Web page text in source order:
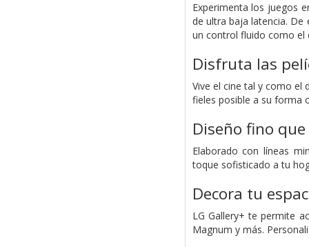
Experimenta los juegos
de ultra baja latencia.
un control fluido como el
Disfruta las
Vive el cine tal y como el
fieles posible a su forma
Diseño fino
Elaborado con líneas
toque sofisticado a tu
Decora tu
LG Gallery+ te permite
Magnum y más.